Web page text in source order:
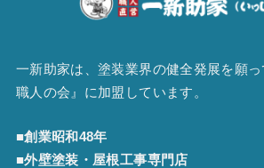
一新助家は、塗装業界の健全発展を願っ
職人の会』に加盟しています。
■創業昭和48年
■外壁塗装・屋根工事専門店